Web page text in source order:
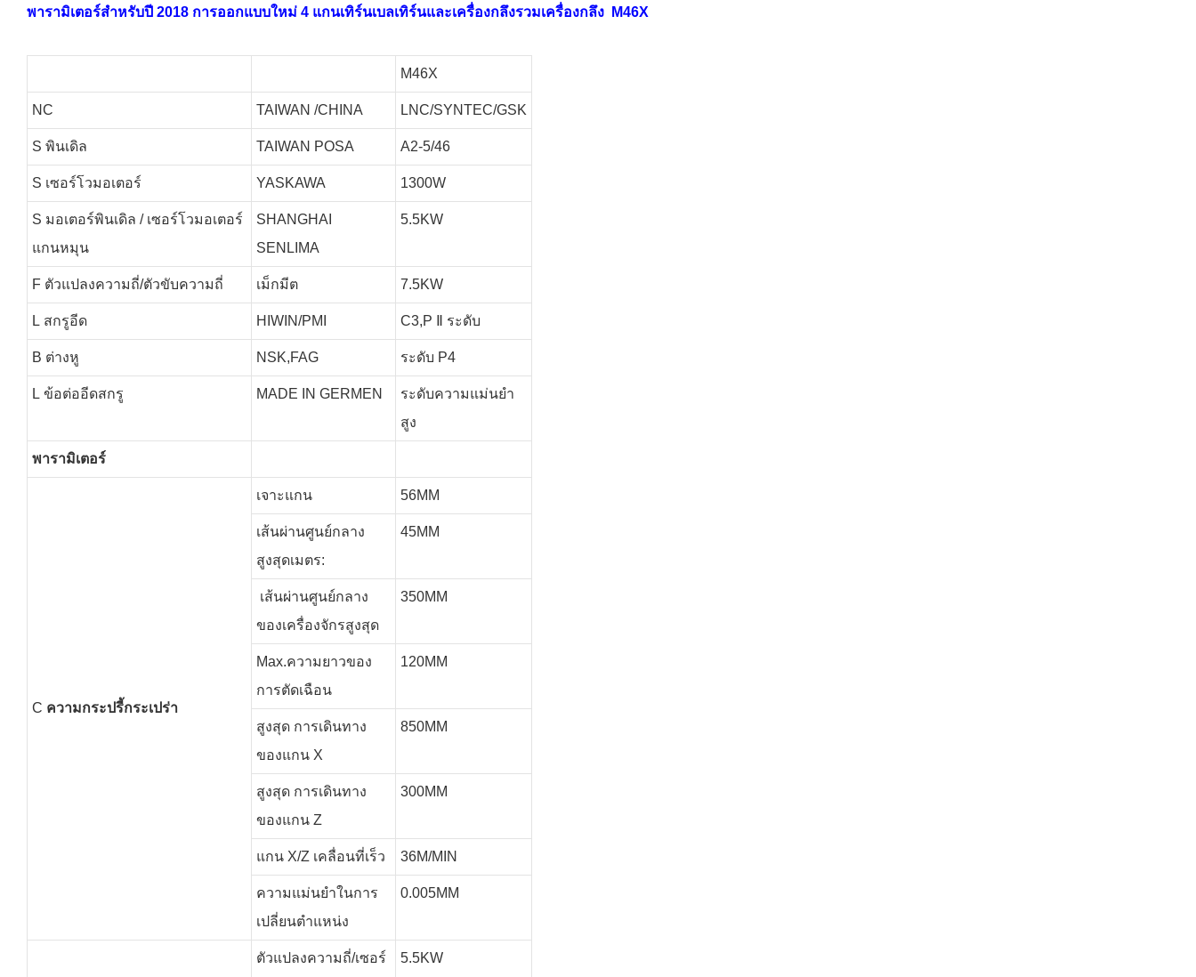
พารามิเตอร์สำหรับปี 2018 การออกแบบใหม่ 4 แกนเทิร์นเบลเทิร์นและเครื่องกลึงรวมเครื่องกลึง M46X
M46X
NC TAIWAN /CHINA LNC/SYNTEC/GSK
S พินเดิล TAIWAN POSA A2-5/46
S เซอร์โวมอเตอร์ YASKAWA 1300W
S มอเตอร์พินเดิล / เซอร์โวมอเตอร์
แกนหมุน
SHANGHAI
SENLIMA
5.5KW
Fตัวแปลงความถี่/ตัวขับความถี่ เม็กมีต 7.5KW
L สกรูอีด HIWIN/PMI C3,P ระดับ
B ต่างหู NSK,FAG ระดับ P4
L ข้อต่ออีดสกรู MADE IN GERMEN
ระดับความแม่นยำ
สูง
พารามิเตอร์
C ความกระปรี้กระเปร่า
เจาะแกน 56MM
เส้นผ่านศูนย์กลาง
สูงสุดเมตร:
45MM
เส้นผ่านศูนย์กลาง
ของเครื่องจักรสูงสุด
350MM
Max.ความยาวของ
การตัดเฉือน
120MM
สูงสุด การเดินทาง
ของแกน X
850MM
สูงสุด การเดินทาง
ของแกน Z
300MM
แกน X/Z เคลื่อนที่เร็ว 36M/MIN
ความแม่นยำในการ
เปลี่ยนตำแหน่ง
0.005MM
ตัวแปลงความถี่/เซอร์
5.5KW